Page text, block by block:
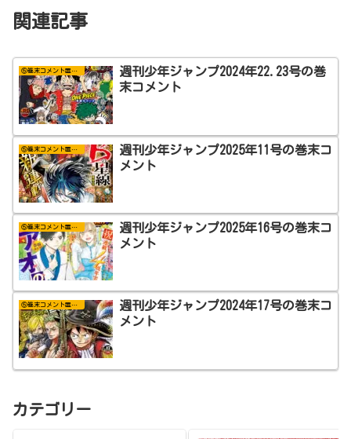
関連記事
⑤巻末コメント置き場
週刊少年ジャンプ2024年22.23号の巻
末コメント
⑤巻末コメント置き場
週刊少年ジャンプ2025年11号の巻末コ
メント
⑤巻末コメント置き場
週刊少年ジャンプ2025年16号の巻末コ
メント
⑤巻末コメント置き場
週刊少年ジャンプ2024年17号の巻末コ
メント
カテゴリー